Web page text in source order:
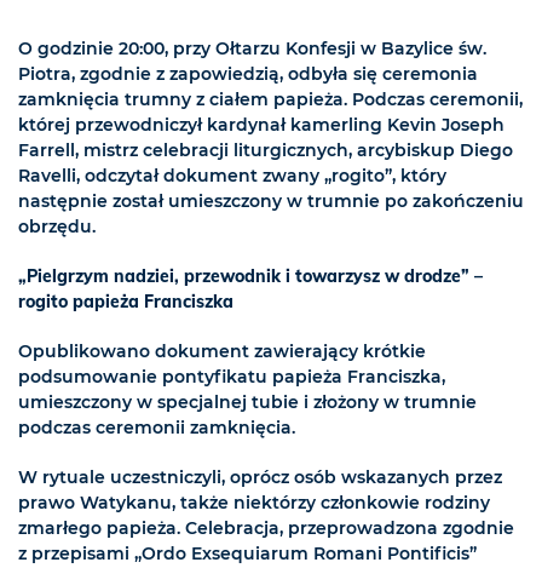
O godzinie 20:00, przy Ołtarzu Konfesji w Bazylice św.
Piotra, zgodnie z zapowiedzią, odbyła się ceremonia
zamknięcia trumny z ciałem papieża. Podczas ceremonii,
której przewodniczył kardynał kamerling Kevin Joseph
Farrell, mistrz celebracji liturgicznych, arcybiskup Diego
Ravelli, odczytał dokument zwany „rogito”, który
następnie został umieszczony w trumnie po zakończeniu
obrzędu.
„Pielgrzym nadziei, przewodnik i towarzysz w drodze” –
rogito papieża Franciszka
Opublikowano dokument zawierający krótkie
podsumowanie pontyfikatu papieża Franciszka,
umieszczony w specjalnej tubie i złożony w trumnie
podczas ceremonii zamknięcia.
W rytuale uczestniczyli, oprócz osób wskazanych przez
prawo Watykanu, także niektórzy członkowie rodziny
zmarłego papieża. Celebracja, przeprowadzona zgodnie
z przepisami „Ordo Exsequiarum Romani Pontificis”